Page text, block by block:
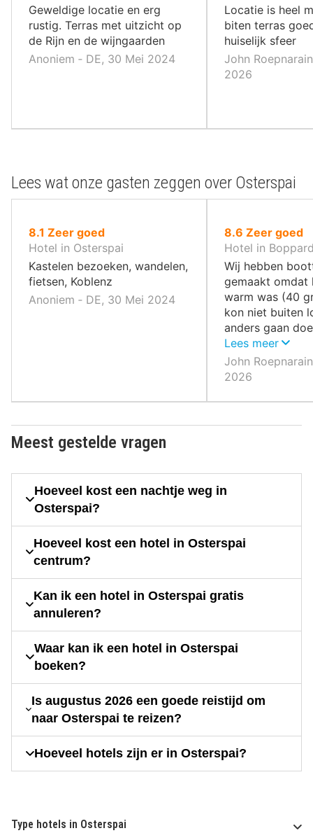
,
Geweldige locatie en erg
rustig. Terras met uitzicht op
de Rijn en de wijngaarden
Anoniem ‐ DE, 30 Mei 2024
,
Locatie is heel
biten terras
huiselijk sfeer
John
2026
Lees wat onze gasten zeggen over Osterspai
8.1 uit
10
,
Zeer goed
Hotel in Osterspai
Kastelen bezoeken, wandelen,
fietsen, Koblenz
Anoniem ‐ DE, 30 Mei 2024
8.6 uit
10
,
Zeer goed
Hotel in
Wij hebben
gemaakt omdat
warm was (40
kon niet buiten
anders gaan
omgeving is
de bergen
Lees meer
John
2026
Meest gestelde vragen
Hoeveel kost een nachtje weg in
Osterspai?
Hoeveel kost een hotel in Osterspai
centrum?
Kan ik een hotel in Osterspai gratis
annuleren?
Waar kan ik een hotel in Osterspai
boeken?
Is augustus 2026 een goede reistijd om
naar Osterspai te reizen?
Hoeveel hotels zijn er in Osterspai?
Type hotels in Osterspai